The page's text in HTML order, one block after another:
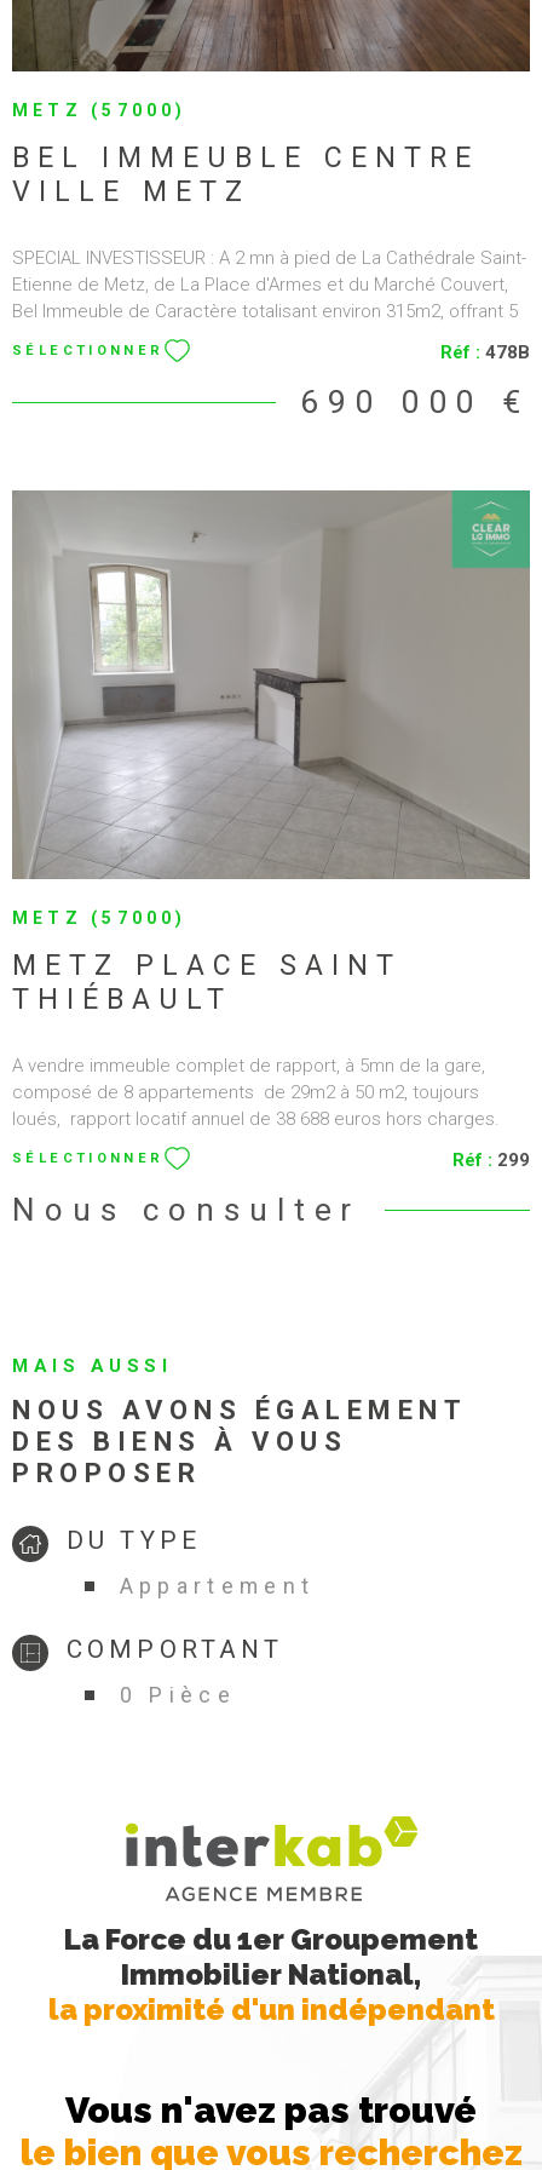
METZ (57000)
BEL IMMEUBLE CENTRE
VILLE METZ
SPECIAL INVESTISSEUR : A 2 mn à pied de La Cathédrale Saint-
Etienne de Metz, de La Place d'Armes et du Marché Couvert,
Bel Immeuble de Caractère totalisant environ 315m2, offrant 5
Appartements sur 4 étages et un Fond de Commerce en rez
de chaussée,, mais aussi sur l'arrière du 1er immeuble un
Second Bâtiment d'environ 135m2 qui lui pourra être réhabilité
au souhait de ses investisseurs qui pourront bénéficier des
Bénéficie de 2 Jolies Façades, d'une Toiture rénovée, de
Fenêtres en Double Vitrage, de parquet ancien, de Cheminées
et de moulures d'Epoque. L'agence Clear LG immo gère le
locatif de toutes les parties de ce bien immobilier, nous
pouvons vous apporter tous renseignements à ce sujet..Le
revenu annuel s'élève à 46 800€/an. 1 Appartement F3 est libre
de toute occupation. 2 appartements d'environ 64m2, 1
appartement d'environ 61m2, 1 appartement d'environ 35m2, 1
appartement d'environ 30m2 et un local commercial couvrent
ce revenu annuel. Pour toutes demandes contacter Antoine
Lozano, uniquement par téléphone au 06 89 59 45 05 Prix de
vente 690 000€ (honoraires charge vendeur) Agence Clear LG
immo
SÉLECTIONNER Réf : 478B
690 000 €
METZ (57000)
METZ PLACE SAINT
THIÉBAULT
A vendre immeuble complet de rapport, à 5mn de la gare,
composé de 8 appartements de 29m2 à 50 m2, toujours
loués, rapport locatif annuel de 38 688 euros hors charges.
Chauffage et eau chaude individuel électrique. Immeuble
toujours entretenu. Au vu de son emplacement, ces
appartements conviendraient parfaitement en RbNB ou en
locations meublées. Les appartements sont classés en D. Prix:
SÉLECTIONNER Réf : 299
Nous consulter
VOIR LE BIEN
MAIS AUSSI
NOUS AVONS ÉGALEMENT
DES BIENS À VOUS
PROPOSER
DU TYPE
Appartement
COMPORTANT
0 Pièce
La Force du 1er Groupement
Immobilier National,
la proximité d'un indépendant
Vous n'avez pas trouvé
le bien que vous recherchez